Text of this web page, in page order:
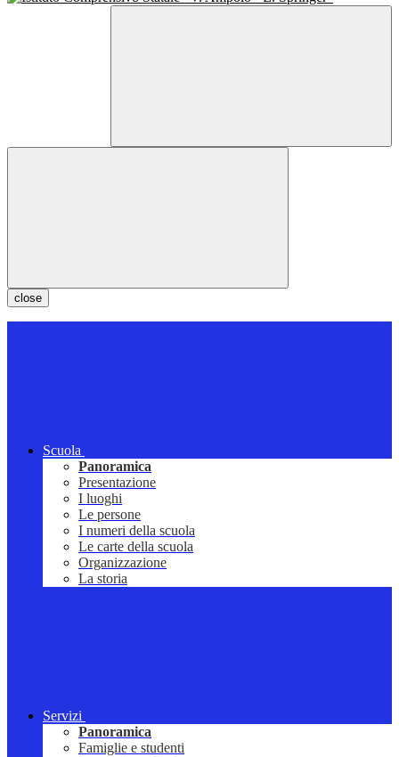
close
Scuola
Panoramica
Presentazione
I luoghi
Le persone
I numeri della scuola
Le carte della scuola
Organizzazione
La storia
Servizi
Panoramica
Famiglie e studenti